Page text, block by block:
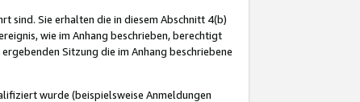
sind. Sie erhalten die in diesem Abschnitt 4(b)
wie im Anhang beschrieben, berechtigt
Sitzung die im Anhang beschriebene
wurde (beispielsweise Anmeldungen